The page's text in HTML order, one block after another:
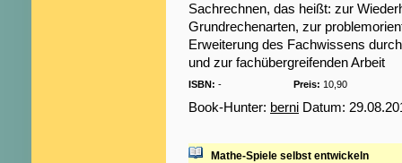
Sachrechnen, das heißt: zur
Grundrechenarten, zur
Erweiterung des Fachwissens
und zur fachübergreifenden Arbeit
ISBN: - Preis: 10,90
Book-Hunter: berni Datum:
Mathe-Spiele selbst entwickeln